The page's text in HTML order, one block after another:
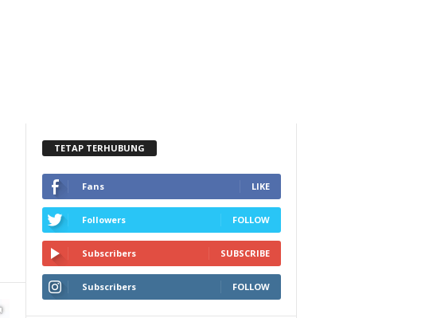
TETAP TERHUBUNG
Fans LIKE
Followers FOLLOW
Subscribers SUBSCRIBE
Subscribers FOLLOW